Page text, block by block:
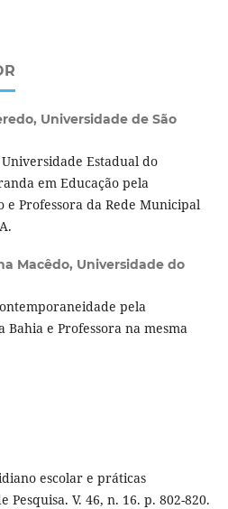
Universidade de São
Estadual do
em Educação pela
e Professora da Rede Municipal
Macêdo, Universidade do
pela
e Professora na mesma
escolar e práticas
V. 46, n. 16. p. 802-820.